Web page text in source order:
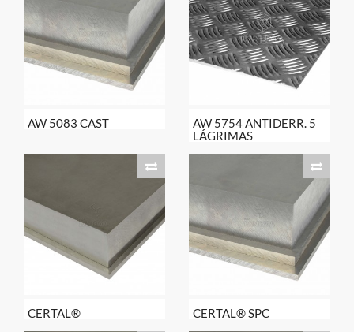
AW 5083 CAST
AW 5754 ANTIDERR. 5
LÁGRIMAS
CERTAL® CERTAL® SPC